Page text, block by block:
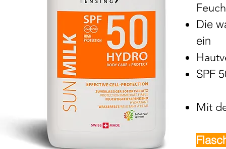
Die
ein
SPF
Mit